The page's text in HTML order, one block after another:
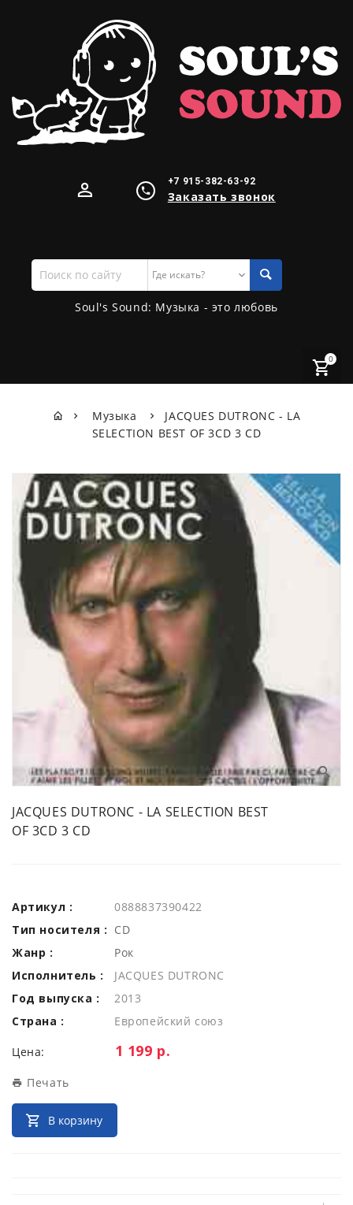
+7 915-382-63-92
Заказать звонок
Поиск
по
сайту
Soul's Sound: Музыка - это любовь
0
Музыка
JACQUES DUTRONC - LA
SELECTION BEST OF 3CD 3 CD
JACQUES DUTRONC - LA SELECTION BEST
OF 3CD 3 CD
Артикул :
0888837390422
Тип носителя : CD
Жанр :
Рок
Исполнитель :
JACQUES DUTRONC
Год выпуска :
2013
Страна :
Европейский союз
Цена: Цена:
1 199 р.
Печать
В корзину